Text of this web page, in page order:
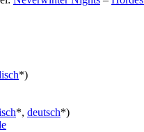
*)
*, deutsch*)